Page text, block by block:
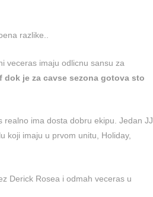
razlike..
veceras imaju odlicnu sansu za
dok je za cavse sezona gotova sto
realno ima dosta dobru ekipu. Jedan JJ
koji imaju u prvom unitu, Holiday,
Derick Rosea i odmah veceras u